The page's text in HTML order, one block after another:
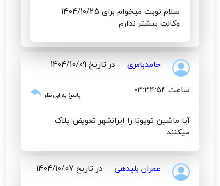
سلام نوبت میخوام برای 1404/10/25
وکالت بیشتر ندارم
حامدبامری
در تاریخ 1404/10/09
ساعت 03:34:54
پاسخ به این نظر
آیا ماشین تویوتا را ایرانشهر تعویض پلاک
میکنند
عمران بلیدهی
در تاریخ 1404/10/07